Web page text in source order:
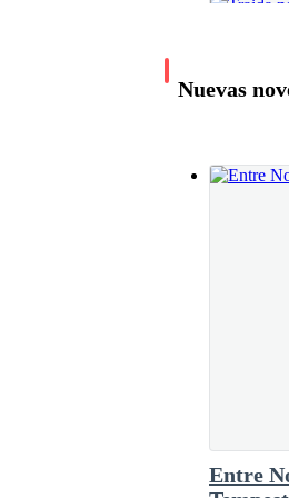
Vejo o número
Nuevas
Entre